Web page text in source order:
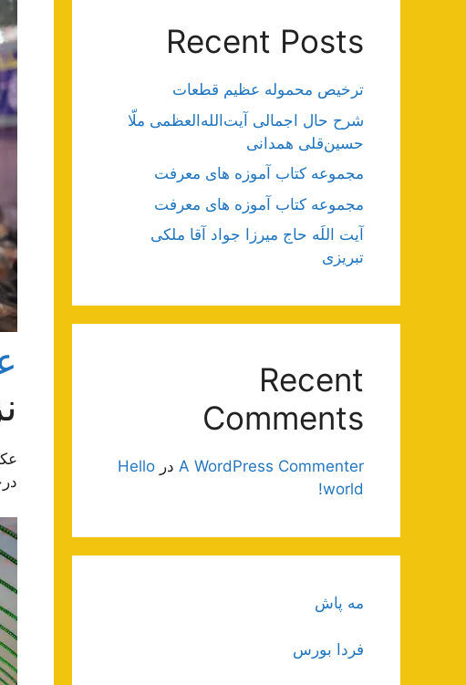
Recent Posts
ترخیص محموله عظیم قطعات
شرح حال اجمالی آیت‌الله‌العظمی ملّا
حسین‌قلی همدانی
مجموعه کتاب آموزه های معرفت
مجموعه کتاب آموزه های معرفت
آیت اللَه حاج میرزا جواد آقا ملکی
تبریزی
Recent
Comments
A WordPress Commenter در Hello
world!
مه پاش
فردا بورس